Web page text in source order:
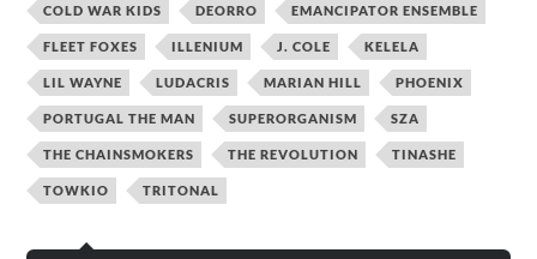
COLD WAR KIDS DEORRO EMANCIPATOR ENSEMBLE
FLEET FOXES ILLENIUM J. COLE KELELA
LIL WAYNE LUDACRIS MARIAN HILL PHOENIX
PORTUGAL THE MAN SUPERORGANISM SZA
THE CHAINSMOKERS THE REVOLUTION TINASHE
TOWKIO TRITONAL